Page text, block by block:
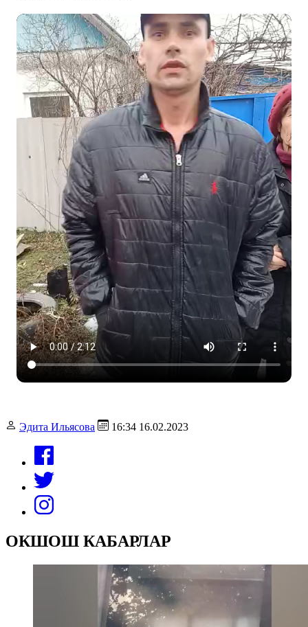
Эдита Ильясова 16:34 16.02.2023
ОКШОШ КАБАРЛАР